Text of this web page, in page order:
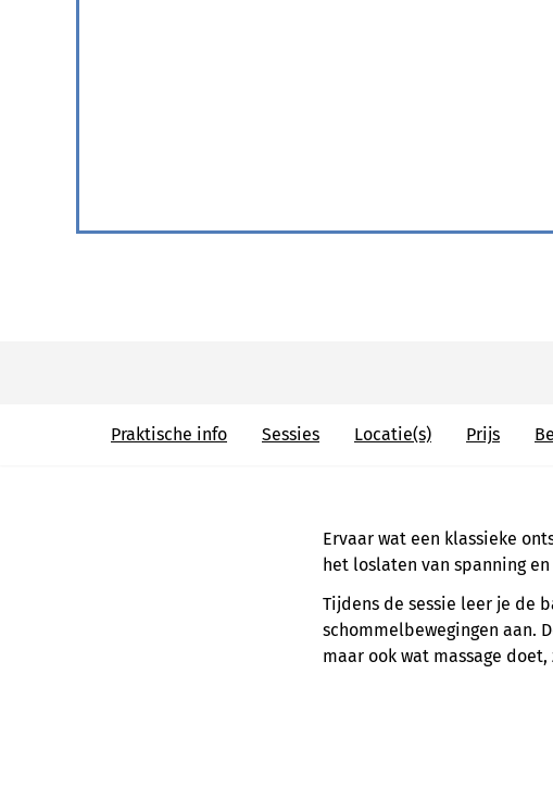
Praktische info Sessies Locatie(s) Prijs
Ervaar wat een klassieke
het loslaten van spanning
Tijdens de sessie leer je de
schommelbewegingen aan.
maar ook wat massage